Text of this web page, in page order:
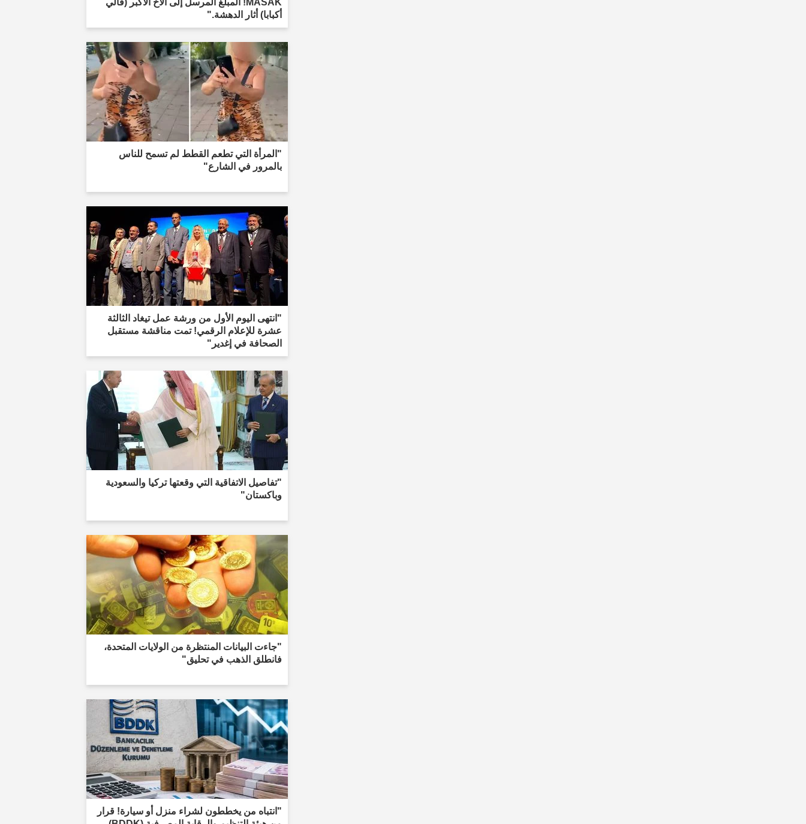
MASAK! المبلغ المرسل إلى الأخ الأكبر (فالي
أكبابا) أثار الدهشة."
"المرأة التي تطعم القطط لم تسمح للناس
بالمرور في الشارع"
"انتهى اليوم الأول من ورشة عمل تيغاد الثالثة
عشرة للإعلام الرقمي! تمت مناقشة مستقبل
الصحافة في إغدير"
"تفاصيل الاتفاقية التي وقعتها تركيا والسعودية
وباكستان"
"جاءت البيانات المنتظرة من الولايات المتحدة،
فانطلق الذهب في تحليق"
"انتباه من يخططون لشراء منزل أو سيارة! قرار